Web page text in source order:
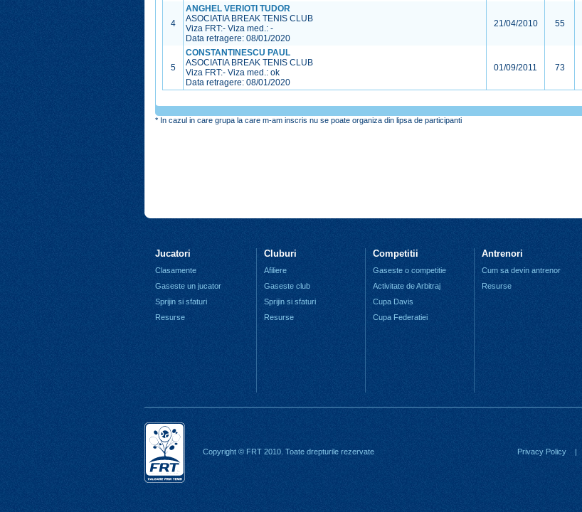
4
ANGHEL VERIOTI TUDOR
ASOCIATIA BREAK TENIS CLUB
Viza FRT:- Viza med.: -
Data retragere: 08/01/2020
21/04/2010 55
5
CONSTANTINESCU PAUL
ASOCIATIA BREAK TENIS CLUB
Viza FRT:- Viza med.: ok
Data retragere: 08/01/2020
01/09/2011 73
* In cazul in care grupa la care m-am inscris nu se poate organiza din lipsa de participanti
Jucatori
Clasamente
Gaseste un jucator
Sprijin si sfaturi
Resurse
Cluburi
Afiliere
Gaseste club
Sprijin si sfaturi
Resurse
Competitii
Gaseste o competitie
Activitate de Arbitraj
Cupa Davis
Cupa Federatiei
Antrenori
Cum sa devin antrenor
Resurse
Copyright © FRT 2010. Toate drepturile rezervate |
Privacy Policy